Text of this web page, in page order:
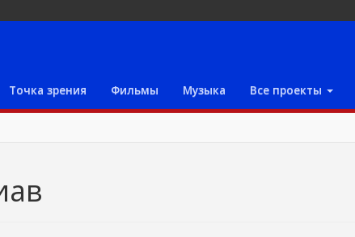
Точка зрения Фильмы Музыка Все проекты